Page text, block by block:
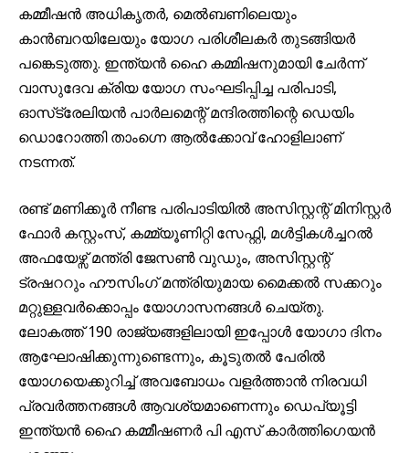
കമ്മീഷൻ അധികൃതർ, മെൽബണിലെയും
കാൻബറയിലേയും യോഗ പരിശീലകർ തുടങ്ങിയർ
പങ്കെടുത്തു. ഇന്ത്യൻ ഹൈ കമ്മിഷനുമായി ചേർന്ന്
വാസുദേവ ക്രിയ യോഗ സംഘടിപ്പിച്ച പരിപാടി,
ഓസ്‌ട്രേലിയൻ പാർലമെന്റ് മന്ദിരത്തിന്റെ ഡെയിം
ഡൊറോത്തി താംഗ്നെ ആൽക്കോവ് ഹോളിലാണ്
നടന്നത്.
രണ്ട് മണിക്കൂർ നീണ്ട പരിപാടിയിൽ അസിസ്റ്റന്റ് മിനിസ്റ്റർ
ഫോർ കസ്റ്റംസ്, കമ്മ്യൂണിറ്റി സേഫ്റ്റി, മൾട്ടികൾച്ചറൽ
അഫയേഴ്സ് മന്ത്രി ജേസൺ വുഡും, അസിസ്റ്റന്റ്
ട്രഷററും ഹൗസിംഗ് മന്ത്രിയുമായ മൈക്കൽ സക്കറും
മറ്റുള്ളവർക്കൊപ്പം യോഗാസനങ്ങൾ ചെയ്തു.
ലോകത്ത് 190 രാജ്യങ്ങളിലായി ഇപ്പോൾ യോഗാ ദിനം
ആഘോഷിക്കുന്നുണ്ടെന്നും, കൂടുതൽ പേരിൽ
യോഗയെക്കുറിച്ച് അവബോധം വളർത്താൻ നിരവധി
പ്രവർത്തനങ്ങൾ ആവശ്യമാണെന്നും ഡെപ്യൂട്ടി
ഇന്ത്യൻ ഹൈ കമ്മീഷണർ പി എസ് കാർത്തിഗെയൻ